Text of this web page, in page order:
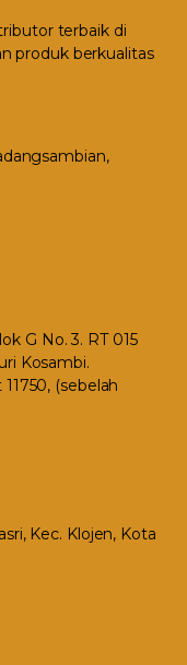
terbaik di
produk berkualitas
G No. 3. RT 015
Kosambi.
(sebelah
Kec. Klojen, Kota